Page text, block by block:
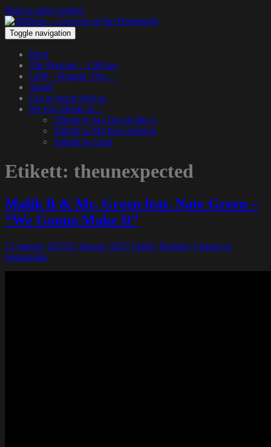
Skip to main content
Toggle navigation
Hem
The Podcast – 1200.nu
1200 – Hangin’ Out…
About
Get in touch with us
We pay tribute to…
Tribute to Jay Dee & Big L
Tribute to Michael Jackson
Tribute to Guru
Etikett: theunexpected
Malik B & Mr. Green feat. Nate Green –
“We Gonna Make It”
15 januari, 201515 januari, 2015 Funky Diabetic Lämna en
kommentar